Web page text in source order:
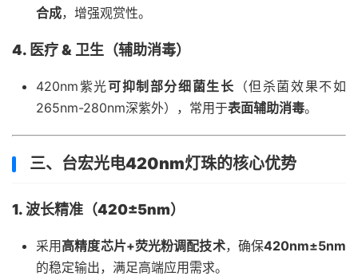
合成，增强观赏性。
4. 医疗 & 卫生（辅助消毒）
420nm紫光可抑制部分细菌生长 （但杀菌效果不如
265nm-280nm深紫外），常用于表面辅助消毒。
三、台宏光电420nm灯珠的核心优势
1. 波长精准（420±5nm）
采用 高精度芯片+荧光粉调配技术，确保420nm±5nm
的稳定输出，满足高端应用需求。